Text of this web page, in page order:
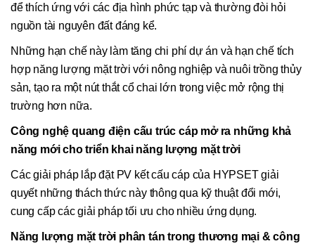
để thích ứng với các địa hình phức tạp và thường đòi hỏi
nguồn tài nguyên đất đáng kể.
Những hạn chế này làm tăng chi phí dự án và hạn chế tích
hợp năng lượng mặt trời với nông nghiệp và nuôi trồng thủy
sản, tạo ra một nút thắt cổ chai lớn trong việc mở rộng thị
trường hơn nữa.
Công nghệ quang điện cấu trúc cáp mở ra những khả
năng mới cho triển khai năng lượng mặt trời
Các giải pháp lắp đặt PV kết cấu cáp của HYPSET giải
quyết những thách thức này thông qua kỹ thuật đổi mới,
cung cấp các giải pháp tối ưu cho nhiều ứng dụng.
Năng lượng mặt trời phân tán trong thương mại & công